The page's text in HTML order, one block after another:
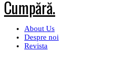
About Us
Despre noi
Revista